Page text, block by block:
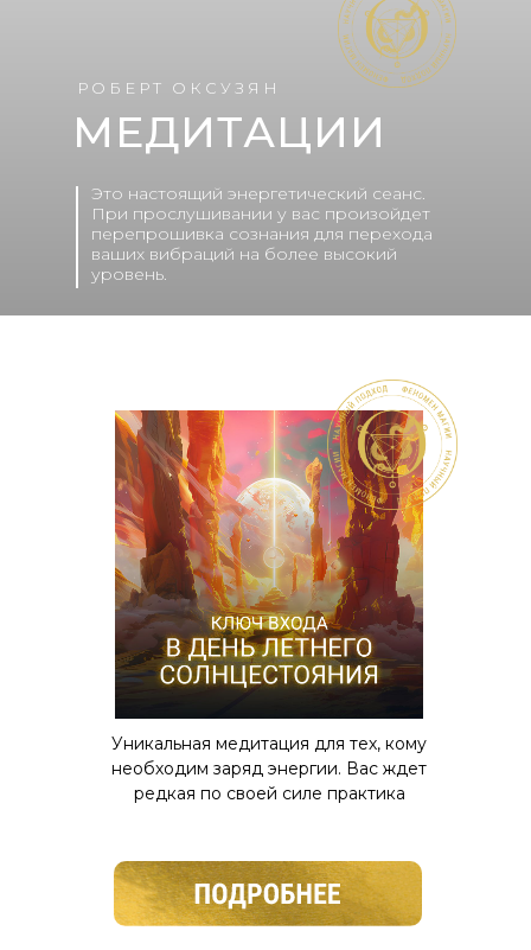
РОБЕРТ ОКСУЗЯН
МЕДИТАЦИИ
Это настоящий энергетический сеанс.
При прослушивании у вас произойдет
перепрошивка сознания для перехода
ваших вибраций на более высокий
уровень.
Уникальная медитация для тех, кому
необходим заряд энергии. Вас ждет
редкая по своей силе практика